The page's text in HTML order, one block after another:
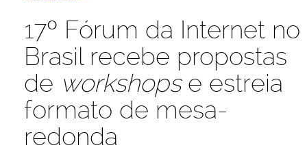
17º Fórum da Internet no
Brasil recebe propostas
de workshopse estreia
formato de mesa-
redonda